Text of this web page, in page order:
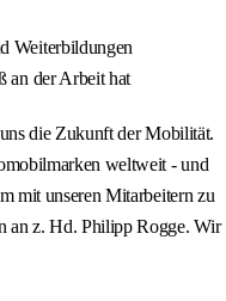
Weiterbildungen
an der Arbeit hat
die Zukunft der Mobilität.
weltweit - und
mit unseren Mitarbeitern zu
an z. Hd. Philipp Rogge. Wir